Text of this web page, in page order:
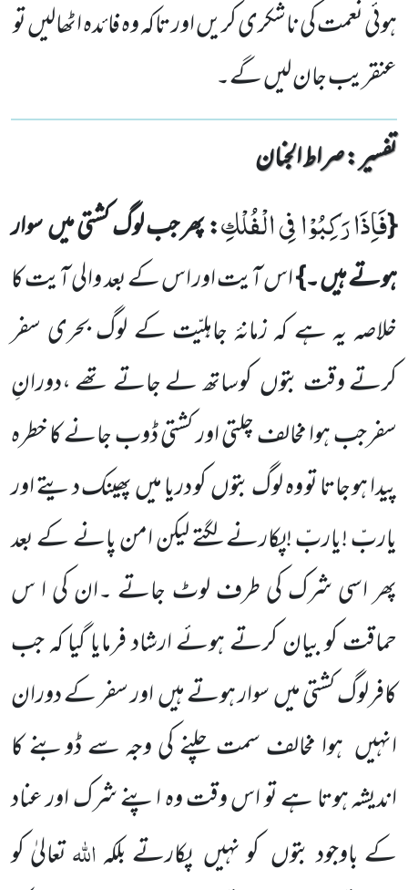
ہوئی نعمت کی ناشکری کریں اور تاکہ وہ فائدہ اٹھالیں تو
عنقریب جان لیں گے۔
تفسیر : ‎صراط الجنان
{فَاِذَا رَكِبُوْا فِی الْفُلْكِ: پھر جب لوگ کشتی میںسوار
ہوتے ہیں ۔}اس آیت اور اس کے بعد والی آیت کا
خلاصہ یہ ہے کہ زمانۂ جاہلِیّت کے لوگ بحری سفر
کرتے وقت بتوںکوساتھ لے جاتے تھے ،دورانِ
سفرجب ہوا مخالف چلتی اور کشتی ڈوب جانے کا خطرہ
پیدا ہو جاتا تو وہ لوگ بتوںکو دریا میںپھینک دیتے اور
یاربّ !یاربّ !پکارنے لگتے لیکن امن پانے کے بعد
پھر اسی شرک کی طرف لوٹ جاتے ۔ان کی ا س
حماقت کو بیان کرتے ہوئے ارشاد فرمایا گیا کہ جب
کافرلوگ کشتی میںسوار ہوتے ہیںاور سفر کے دوران
انہیں ہوا مخالف سمت چلنے کی وجہ سے ڈوبنے کا
اندیشہ ہوتا ہے تو اس وقت وہ اپنے شرک اور عناد
کے باوجود بتوں کو نہیں پکارتے بلکہاللہتعالیٰ کو